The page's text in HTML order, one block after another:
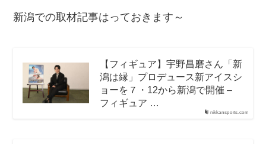
新潟での取材記事はっておきます～
nikkansports.com
【フィギュア】宇野昌磨さん「新
潟は縁」プロデュース新アイスシ
ョーを７・12から新潟で開催 –
フィギュア …